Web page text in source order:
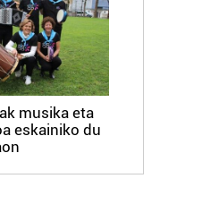
musika eta
eskainiko du